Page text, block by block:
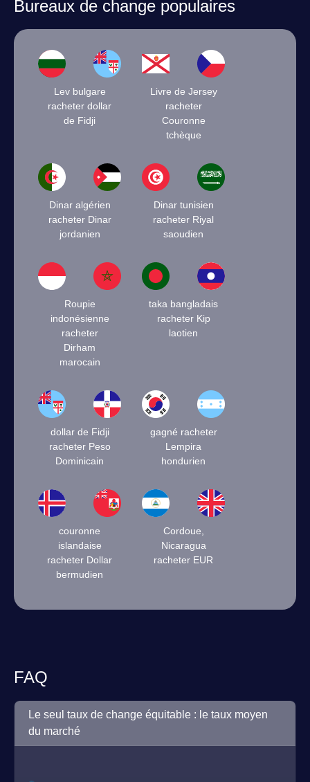
Bureaux de change populaires
Lev bulgare
racheter dollar
de Fidji
Livre de Jersey
racheter
Couronne
tchèque
Dinar algérien
racheter Dinar
jordanien
Dinar tunisien
racheter Riyal
saoudien
Roupie
indonésienne
racheter
Dirham
marocain
taka bangladais
racheter Kip
laotien
dollar de Fidji
racheter Peso
Dominicain
gagné racheter
Lempira
hondurien
couronne
islandaise
racheter Dollar
bermudien
Cordoue,
Nicaragua
racheter EUR
FAQ
Le seul taux de change équitable : le taux moyen
du marché